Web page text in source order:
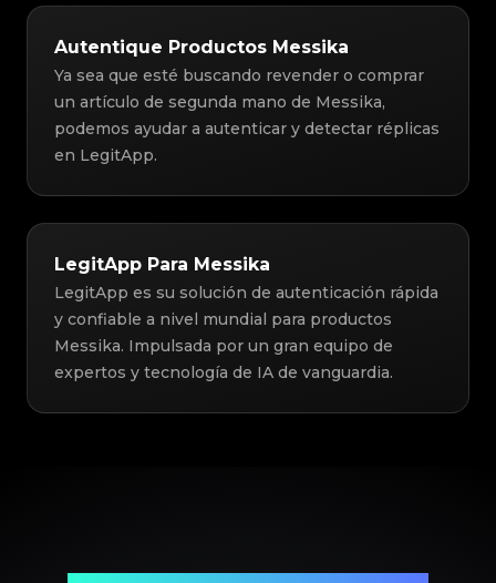
Autentique Productos Messika
Ya sea que esté buscando revender o comprar
un artículo de segunda mano de Messika,
podemos ayudar a autenticar y detectar réplicas
en LegitApp.
LegitApp Para Messika
LegitApp es su solución de autenticación rápida
y confiable a nivel mundial para productos
Messika. Impulsada por un gran equipo de
expertos y tecnología de IA de vanguardia.